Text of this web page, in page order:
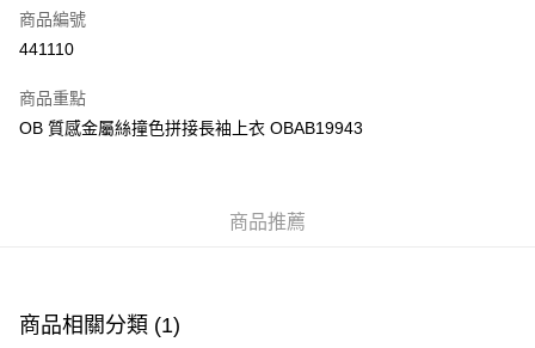
Apple Pay
PayMe
付款後順豐站及營業點
商品編號
441110
商品重點
OB 質感金屬絲撞色拼接長袖上衣 OBAB19943
商品推薦
商品相關分類 (1)